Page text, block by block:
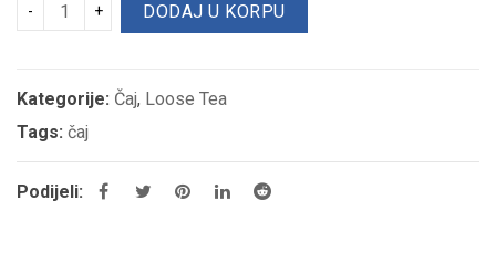
DODAJ U KORPU
Kategorije: Čaj, Loose Tea
Tags: čaj
Podijeli: